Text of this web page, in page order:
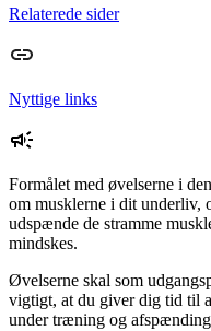
Relaterede sider
Nyttige links
Formålet med øvelserne i
om musklerne i dit underliv,
udspænde de stramme
mindskes.
Øvelserne skal som
vigtigt, at du giver dig tid til
under træning og